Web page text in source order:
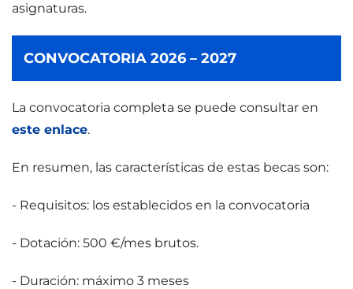
asignaturas.
CONVOCATORIA 2026 – 2027
La convocatoria completa se puede consultar en
este enlace.
En resumen, las características de estas becas son:
- Requisitos: los establecidos en la convocatoria
- Dotación: 500 €/mes brutos.
- Duración: máximo 3 meses